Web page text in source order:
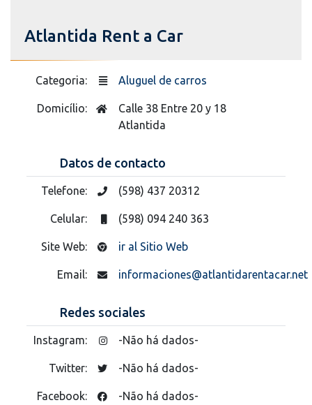
Atlantida Rent a Car
Categoria: Aluguel de carros
Domicílio:
Calle 38 Entre 20 y 18
Atlantida
Datos de contacto
Telefone: (598) 437 20312
Celular: (598) 094 240 363
Site Web: ir al Sitio Web
Email: informaciones@atlantidarentacar.net
Redes sociales
Instagram: -Não há dados-
Twitter: -Não há dados-
Facebook: -Não há dados-